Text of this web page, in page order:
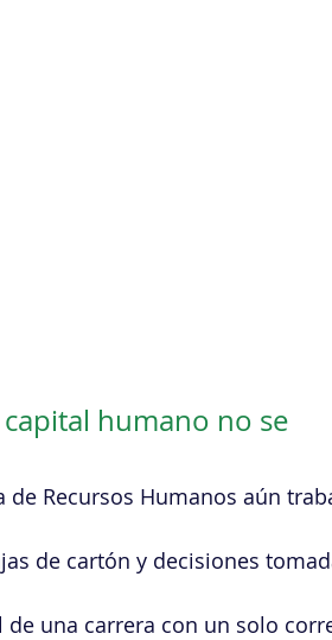
humano no se
Recursos Humanos aún
de cartón y decisiones
una carrera con un solo